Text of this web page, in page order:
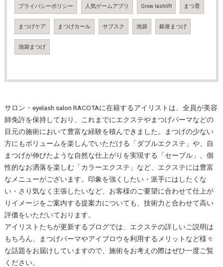
プライバシーポリシー 人気ゲームアプリ Grow lashlift まつ育
まつげケア まつげカール サブスク 池袋 銀座まつげ
池袋まつげ
サロン・eyelash salon RACOTAに在籍するアイリストは、全員が美容
師免許を保持しており、これまでにエクステやまつげパーマなどの
目元の施術において豊富な経験を積んできました。まつげの少ない
方にもボリュームを楽しんでいただける「ダブルエクステ」や、自
まつげが伸びたような自然な仕上がりを実現する「セーブル」、個
性的なお洒落を楽しむ「カラーエクステ」など、エクステには豊富
なメニューがございます。印象を強くしたい・派手にはしたくな
い・さり気なく主張したいなど、お客様のご要望に合わせて仕上が
りイメージをご案内する提案力についても、技術力と合わせて高い
評価をいただいております。
アイリストたちが更新するブログでは、エクステの詳しいご説明は
もちろん、まつげパーマやアイブロウを利用するメリットなど様々
な話題をお届けしていますので、施術をお考えの際はぜひ一度ご覧
ください。